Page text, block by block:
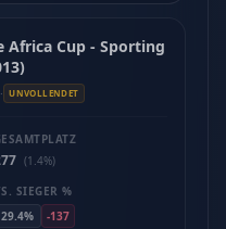
Africa Cup - Sporting
· UNVOLLENDET
(1.4%)
SIEGER %
29.4%
-137